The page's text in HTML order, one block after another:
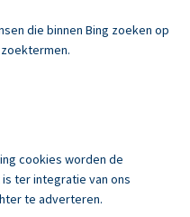
die binnen Bing zoeken op
cookies worden de
ter integratie van ons
te adverteren.